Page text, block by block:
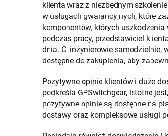
klienta wraz z niezbędnym
w usługach gwarancyjnych, które
komponentów, których uszkodzenia
podczas pracy, przedstawiciel
dnia. Ci inżynierowie samodzielnie,
dostępne do zakupienia, aby
Pozytywne opinie klientów i duże
podkreśla GPSwitchgear, istotne
pozytywne opinie są dostępne na
dostawy oraz kompleksowe usługi